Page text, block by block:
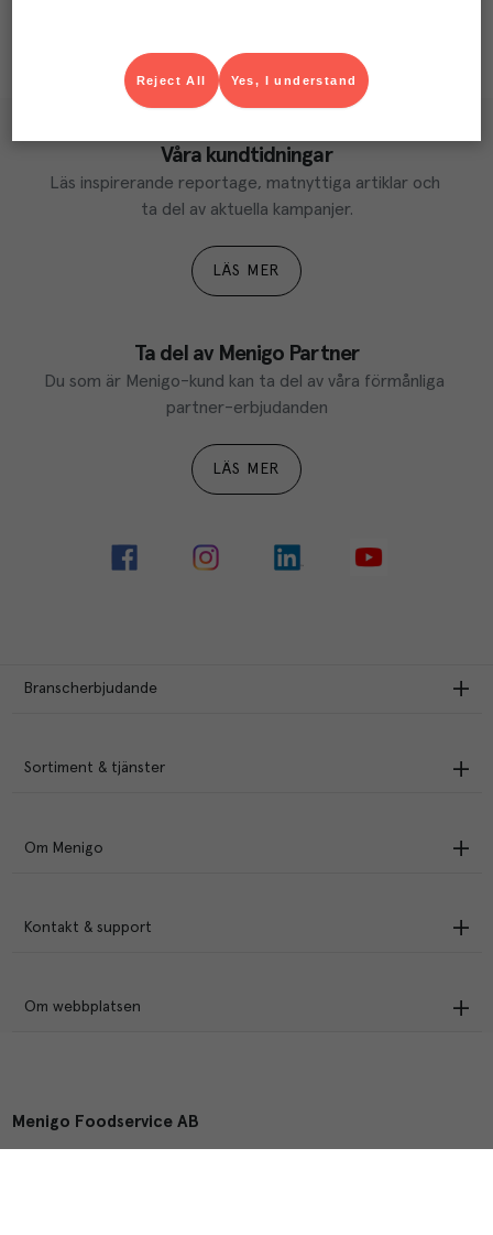
Våra kundtidningar
Läs inspirerande reportage, matnyttiga artiklar och
ta del av aktuella kampanjer.
LÄS MER
Ta del av Menigo Partner
Du som är Menigo-kund kan ta del av våra förmånliga
partner-erbjudanden
LÄS MER
Branscherbjudande
Sortiment & tjänster
Om Menigo
Kontakt & support
Om webbplatsen
Menigo Foodservice AB
Yes, I understand
Reject All